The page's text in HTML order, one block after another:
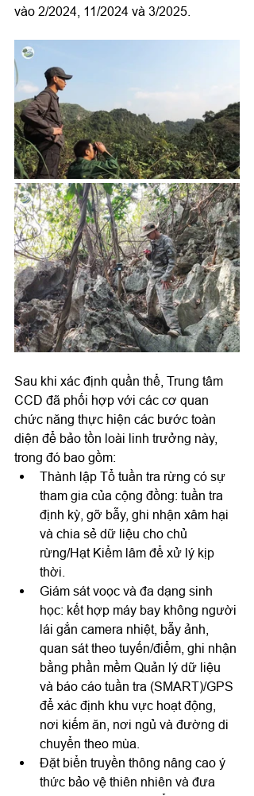
vào 2/2024, 11/2024 và 3/2025.
Sau khi xác định quần thể, Trung tâm
CCD đã phối hợp với các cơ quan
chức năng thực hiện các bước toàn
diện để bảo tồn loài linh trưởng này,
trong đó bao gồm:
Thành lập Tổ tuần tra rừng có sự
tham gia của cộng đồng: tuần tra
định kỳ, gỡ bẫy, ghi nhận xâm hại
và chia sẻ dữ liệu cho chủ
rừng/Hạt Kiểm lâm để xử lý kịp
thời.
Giám sát voọc và đa dạng sinh
học: kết hợp máy bay không người
lái gắn camera nhiệt, bẫy ảnh,
quan sát theo tuyến/điểm, ghi nhận
bằng phần mềm Quản lý dữ liệu
và báo cáo tuần tra (SMART)/GPS
để xác định khu vực hoạt động,
nơi kiếm ăn, nơi ngủ và đường di
chuyển theo mùa.
Đặt biển truyền thông nâng cao ý
thức bảo vệ thiên nhiên và đưa